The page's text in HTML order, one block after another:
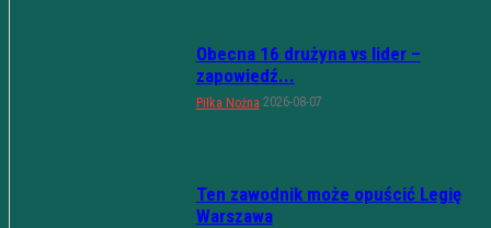
Obecna 16 drużyna vs lider –
zapowiedź...
Piłka Nożna 2026-08-07
Ten zawodnik może opuścić Legię
Warszawa